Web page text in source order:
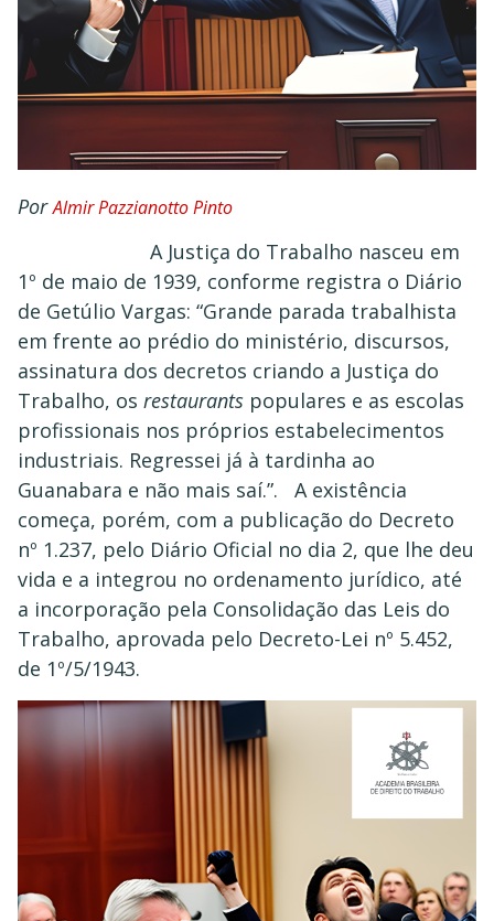
PorAlmir Pazzianotto Pinto
A Justiça do Trabalho nasceu em
1º de maio de 1939, conforme registra o Diário
de Getúlio Vargas: “Grande parada trabalhista
em frente ao prédio do ministério, discursos,
assinatura dos decretos criando a Justiça do
Trabalho, os restaurants populares e as escolas
profissionais nos próprios estabelecimentos
industriais. Regressei já à tardinha ao
Guanabara e não mais saí.”. A existência
começa, porém, com a publicação do Decreto
nº 1.237, pelo Diário Oficial no dia 2, que lhe deu
vida e a integrou no ordenamento jurídico, até
a incorporação pela Consolidação das Leis do
Trabalho, aprovada pelo Decreto-Lei nº 5.452,
de 1º/5/1943.